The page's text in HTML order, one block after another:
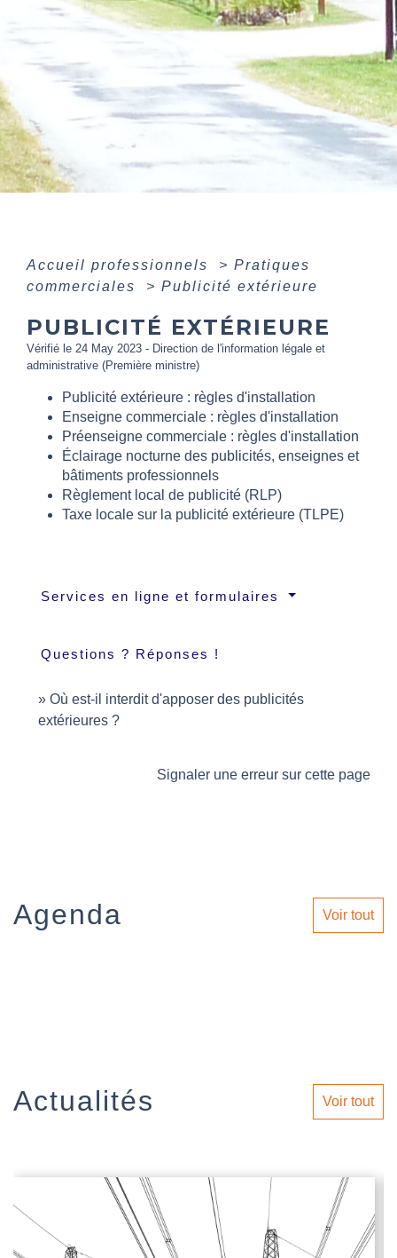
Accueil professionnels > Pratiques
commerciales
> Publicité extérieure
PUBLICITÉ EXTÉRIEURE
Vérifié le 24 May 2023 - Direction de l'information légale et
administrative (Première ministre)
Publicité extérieure : règles d'installation
Enseigne commerciale : règles d'installation
Préenseigne commerciale : règles d'installation
Éclairage nocturne des publicités, enseignes et
bâtiments professionnels
Règlement local de publicité (RLP)
Taxe locale sur la publicité extérieure (TLPE)
Services en ligne et formulaires
Questions ? Réponses !
Où est-il interdit d'apposer des publicités
extérieures ?
Signaler une erreur sur cette page
Agenda Voir tout
Actualités Voir tout